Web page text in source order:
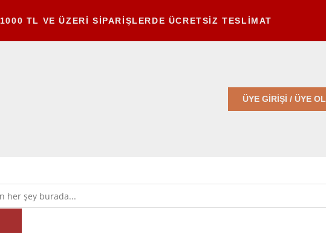
1000 TL VE ÜZERİ SİPARİŞLERDE ÜCRETSİZ TESLİMAT
ÜYE GİRİŞİ / ÜYE OL